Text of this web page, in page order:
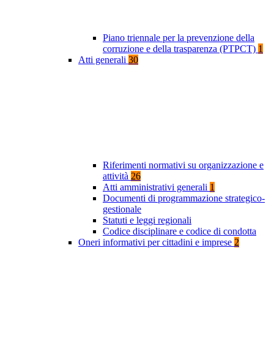
Piano triennale per la prevenzione della
corruzione e della trasparenza (PTPCT) 1
Atti generali 30
Riferimenti normativi su organizzazione e
attività 26
Atti amministrativi generali 1
Documenti di programmazione strategico-
gestionale
Statuti e leggi regionali
Codice disciplinare e codice di condotta
Oneri informativi per cittadini e imprese 2